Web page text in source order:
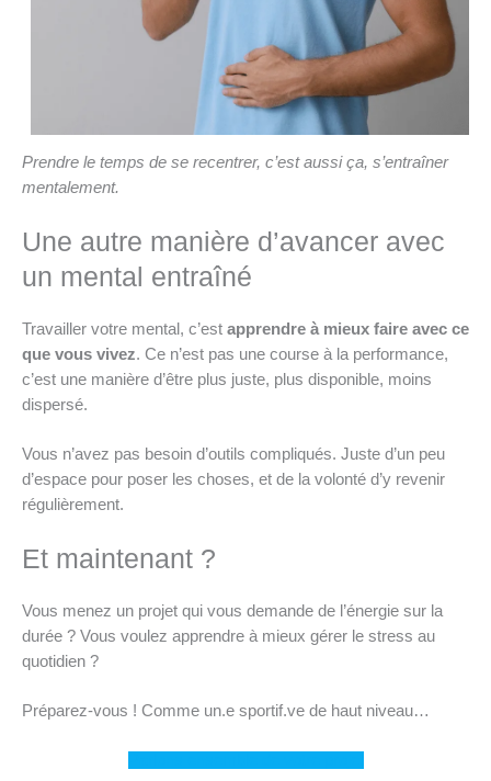
Prendre le temps de se recentrer, c’est aussi ça, s’entraîner
mentalement.
Une autre manière d’avancer avec
un mental entraîné
Travailler votre mental, c’est apprendre à mieux faire avec ce
que vous vivez. Ce n’est pas une course à la performance,
c’est une manière d’être plus juste, plus disponible, moins
dispersé.
Vous n’avez pas besoin d’outils compliqués. Juste d’un peu
d’espace pour poser les choses, et de la volonté d’y revenir
régulièrement.
Et maintenant ?
Vous menez un projet qui vous demande de l’énergie sur la
durée ? Vous voulez apprendre à mieux gérer le stress au
quotidien ?
Préparez-vous ! Comme un.e sportif.ve de haut niveau…